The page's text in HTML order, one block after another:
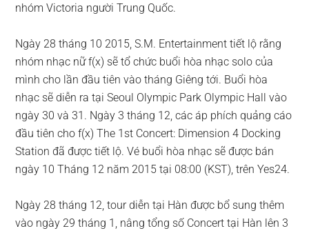
nhóm Victoria người Trung Quốc.
Ngày 28 tháng 10 2015, S.M. Entertainment tiết lộ rằng
nhóm nhạc nữ f(x) sẽ tổ chức buổi hòa nhạc solo của
mình cho lần đầu tiên vào tháng Giêng tới. Buổi hòa
nhạc sẽ diễn ra tại Seoul Olympic Park Olympic Hall vào
ngày 30 và 31. Ngày 3 tháng 12, các áp phích quảng cáo
đầu tiên cho f(x) The 1st Concert: Dimension 4 Docking
Station đã được tiết lộ. Vé buổi hòa nhạc sẽ được bán
ngày 10 Tháng 12 năm 2015 tại 08:00 (KST), trên Yes24.
Ngày 28 tháng 12, tour diễn tại Hàn được bổ sung thêm
vào ngày 29 tháng 1, nâng tổng số Concert tại Hàn lên 3